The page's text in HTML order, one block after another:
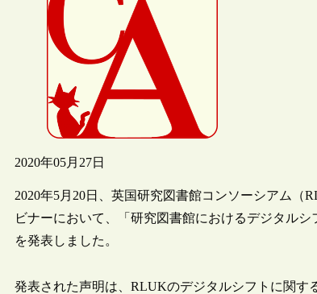
2020年05月27日
2020年5月20日、英国研究図書館コンソーシアム（
ビナーにおいて、「研究図書館におけるデジタルシ
を発表しました。
発表された声明は、RLUKのデジタルシフトに関す